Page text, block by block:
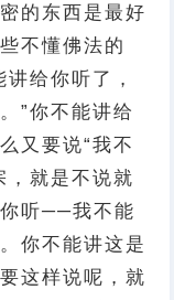
的东西是最好
不懂佛法的
给你听了，
”你不能讲给
又要说“我不
，就是不说就
听──我不能
你不能讲这是
这样说呢，就